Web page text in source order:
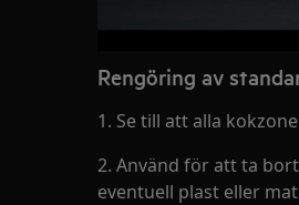
Rengöring av
1. Se till att alla
2. Använd för att ta
eventuell plast eller